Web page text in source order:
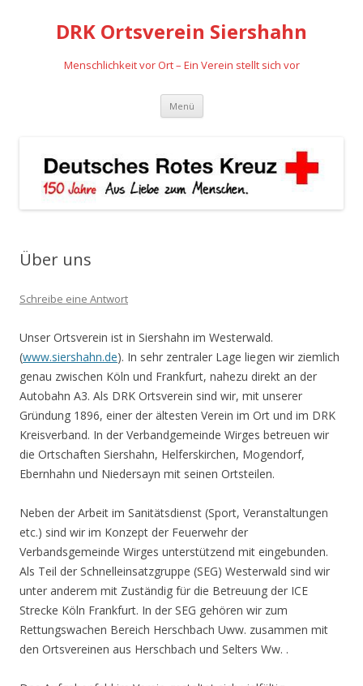
DRK Ortsverein Siershahn
Menschlichkeit vor Ort – Ein Verein stellt sich vor
Menü Zum
springen
Über uns
Schreibe eine Antwort
Unser Ortsverein ist in Siershahn im Westerwald.
(www.siershahn.de). In sehr zentraler Lage liegen wir ziemlich
genau zwischen Köln und Frankfurt, nahezu direkt an der
Autobahn A3. Als DRK Ortsverein sind wir, mit unserer
Gründung 1896, einer der ältesten Verein im Ort und im DRK
Kreisverband. In der Verbandgemeinde Wirges betreuen wir
die Ortschaften Siershahn, Helferskirchen, Mogendorf,
Ebernhahn und Niedersayn mit seinen Ortsteilen.
Neben der Arbeit im Sanitätsdienst (Sport, Veranstaltungen
etc.) sind wir im Konzept der Feuerwehr der
Verbandsgemeinde Wirges unterstützend mit eingebunden.
Als Teil der Schnelleinsatzgruppe (SEG) Westerwald sind wir
unter anderem mit Zuständig für die Betreuung der ICE
Strecke Köln Frankfurt. In der SEG gehören wir zum
Rettungswachen Bereich Herschbach Uww. zusammen mit
den Ortsvereinen aus Herschbach und Selters Ww. .